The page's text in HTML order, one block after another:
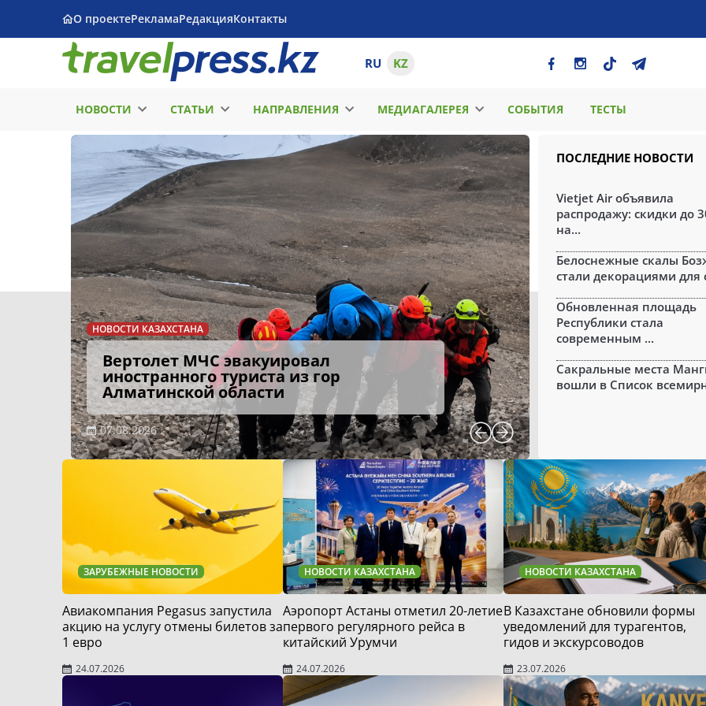
О проектеРекламаРедакцияКонтакты
RU KZ
НОВОСТИ СТАТЬИ НАПРАВЛЕНИЯ МЕДИАГАЛЕРЕЯ СОБЫТИЯ ТЕСТЫ
НОВОСТИ КАЗАХСТАНА
Вертолет МЧС эвакуировал
иностранного туриста из гор
Алматинской области
07.08.2026
ОСОБОЕ МНЕНИЕ
Правила
Мангистау от
ПОСЛЕДНИЕ НОВОСТИ
Vietjet Air объявила
распродажу: скидки до
на...
Белоснежные скалы
стали декорациями для
Обновленная площадь
Республики стала
современным ...
Сакральные места
вошли в Список
ЗАРУБЕЖНЫЕ НОВОСТИ
Авиакомпания Pegasus запустила
акцию на услугу отмены билетов за
1 евро
24.07.2026
НОВОСТИ КАЗАХСТАНА
Аэропорт Астаны отметил 20-летие
первого регулярного рейса в
китайский Урумчи
24.07.2026
НОВОСТИ КАЗАХСТАНА
В Казахстане обновили формы
уведомлений для турагентов,
гидов и экскурсоводов
23.07.2026